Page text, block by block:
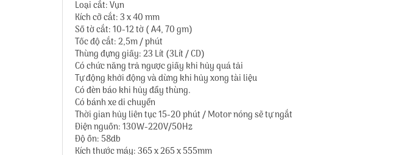
Loại cắt: Vụn
Kích cỡ cắt: 3 x 40 mm
Số tờ cắt: 10-12 tờ ( A4, 70 gm)
Tốc độ cắt: 2,5m / phút
Thùng đựng giấy: 23 Lít (3Lít / CD)
Có chức năng trả ngược giấy khi hủy quá tải
Tự động khởi động và dừng khi hủy xong tài liệu
Có đèn báo khi hủy đẩy thùng.
Có bánh xe di chuyển
Thời gian hủy liên tục 15-20 phút / Motor nóng sẽ tự ngắt
Điện nguồn: 130W-220V/50Hz
Độ ồn: 58db
Kích thước máy: 365 x 265 x 555mm